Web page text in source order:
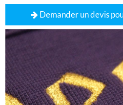
Demander un devis